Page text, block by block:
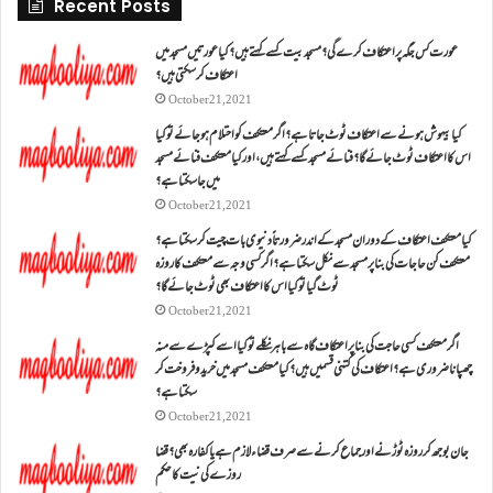
Recent Posts
عورت کس جگہ پر اعتکاف کرے گی؟مسجد بیت کسے کہتے ہیں؟کیا عورتیں مسجد میں
اعتکاف کر سکتی ہیں؟
October 21, 2021
کیا بیہوش ہونے سے اعتکاف ٹوٹ جاتا ہے؟ اگر معتکف کو احتلام ہو جائے تو کیا
اس کا اعتکاف ٹوٹ جائے گا؟فنائے مسجد کسے کہتے ہیں ، اور کیا معتکف فنائے مسجد
میں جا سکتا ہے؟
October 21, 2021
کیا معتکف اعتکاف کے دوران مسجد کے اندر ضرورتاً دنیوی بات چیت کر سکتا ہے؟
معتکف کن حاجات کی بنا پر مسجد سے نکل سکتا ہے؟ اگر کسی وجہ سے معتکف کا روزہ
ٹوٹ گیا تو کیا اس کا اعتکاف بھی ٹوٹ جائے گا؟
October 21, 2021
اگر معتکف کسی حاجت کی بنا پر اعتکاف گاہ سے باہر نکلے تو کیا اسے کپڑے سے منہ
چھپانا ضروری ہے؟اعتکاف کی کتنی قسمیں ہیں؟کیا معتکف مسجد میں خرید و فروخت کر
سکتا ہے؟
October 21, 2021
جان بوجھ کر روزہ ٹوڑنے اور جماع کرنے سے صرف قضاء لازم ہے یا کفارہ بھی؟ قضا
روزے کی نیت کا حکم